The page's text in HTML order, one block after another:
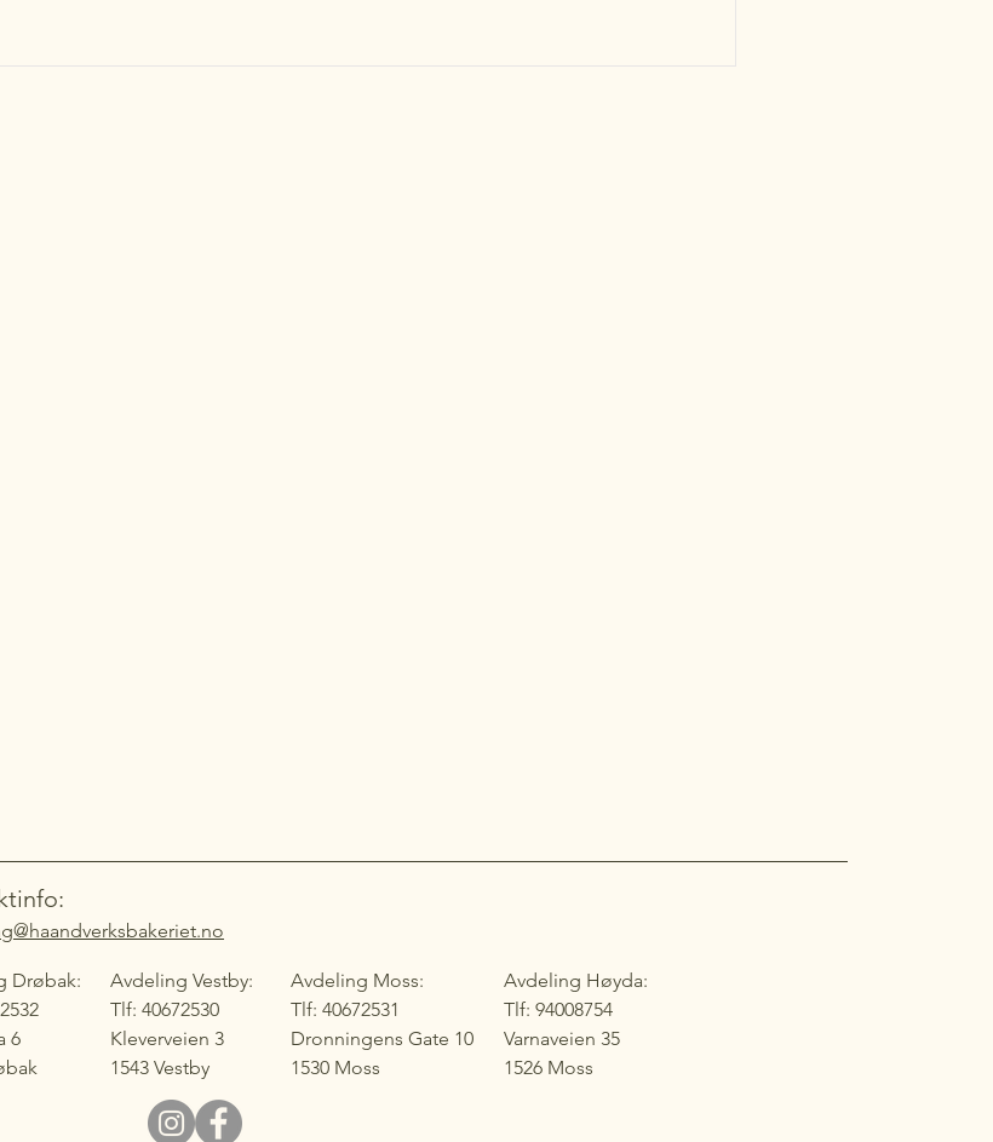
Drøbak:
6
Avdeling Vestby:
Tlf: 40672530
​Kleverveien 3
1543 Vestby
Avdeling Moss:
Tlf: 40672531
Dronningens Gate 10
1530 Moss
Avdeling Høyda:
Tlf: 94008754
Varnaveien 35
1526 Moss